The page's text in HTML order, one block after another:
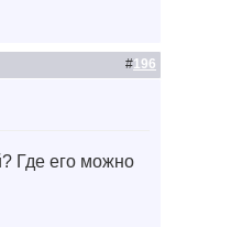
#196
Где его можно